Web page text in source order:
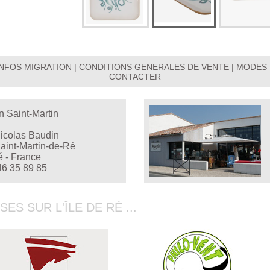
MIGRATION | CONDITIONS GENERALES DE VENTE| MODES
CONTACTER
Saint-Martin
Baudin
Martin-de-Ré
- France
35 89 85
SUR L'ÎLE DE RÉ ...